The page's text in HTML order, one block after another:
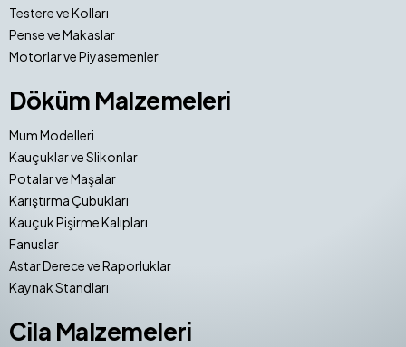
Testere ve Kolları
Pense ve Makaslar
Motorlar ve Piyasemenler
Döküm Malzemeleri
Mum Modelleri
Kauçuklar ve Slikonlar
Potalar ve Maşalar
Karıştırma Çubukları
Kauçuk Pişirme Kalıpları
Fanuslar
Astar Derece ve Raporluklar
Kaynak Standları
Cila Malzemeleri